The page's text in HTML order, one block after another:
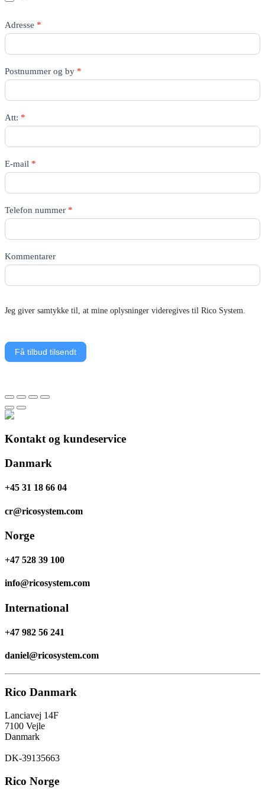
Adresse *
Postnummer og by *
Att: *
E-mail *
Telefon nummer *
Kommentarer
Jeg giver samtykke til, at mine oplysninger videregives til Rico System.
Få tilbud tilsendt
Kontakt og kundeservice
Danmark
+45 31 18 66 04
cr@ricosystem.com
Norge
+47 528 39 100
info@ricosystem.com
International
+47 982 56 241
daniel@ricosystem.com
Rico Danmark
Lanciavej 14F
7100 Vejle
Danmark
DK-39135663
Rico Norge